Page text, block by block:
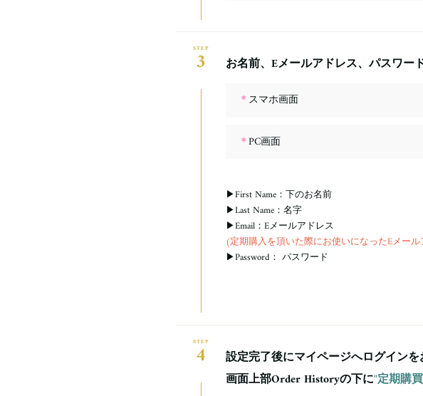
3 お名前、Eメールアドレス、パスワー
＊ スマホ画面
＊PC画面
▶First Name：下のお名前
▶Last Name：名字
▶Email：Eメールアドレス
(定期購入を頂いた際にお使いになったEメー
▶Password： パスワード
4
設定完了後にマイページへログインを
画面上部Order Historyの下に"定期購